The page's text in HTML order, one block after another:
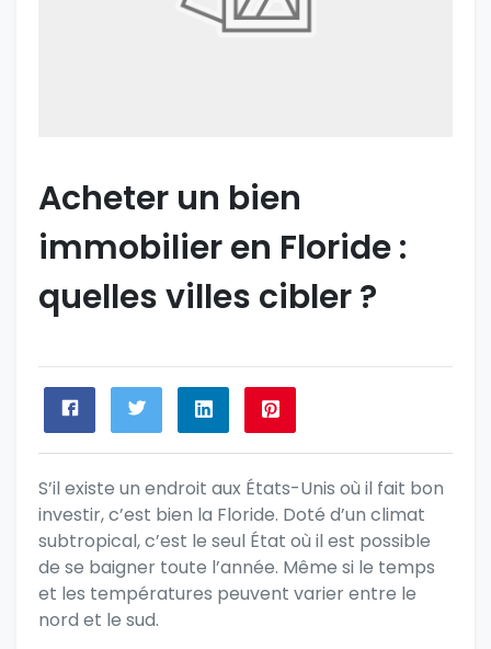
Acheter un bien
immobilier en Floride :
quelles villes cibler ?
S’il existe un endroit aux États-Unis où il fait bon
investir, c’est bien la Floride. Doté d’un climat
subtropical, c’est le seul État où il est possible
de se baigner toute l’année. Même si le temps
et les températures peuvent varier entre le
nord et le sud.